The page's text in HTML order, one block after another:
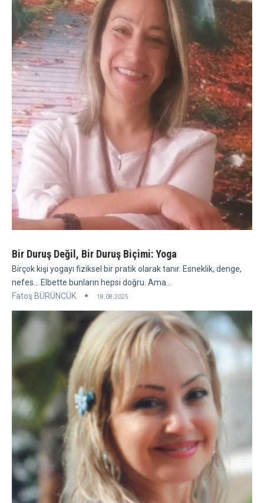
Bir Duruş Değil, Bir Duruş Biçimi: Yoga
Birçok kişi yogayı fiziksel bir pratik olarak tanır. Esneklik, denge,
nefes... Elbette bunların hepsi doğru. Ama...
Fatoş BÜRÜNCÜK
18.08.2025